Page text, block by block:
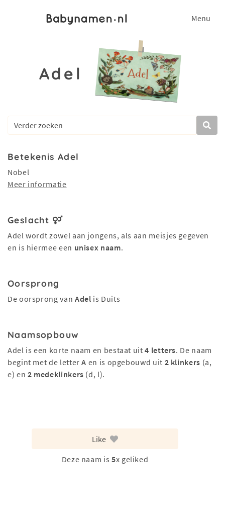
Menu
Adel
Betekenis Adel
Nobel
Meer informatie
Geslacht
Adel wordt zowel aan jongens, als aan meisjes gegeven
en is hiermee een unisex naam.
Oorsprong
De oorsprong van Adel is Duits
Naamsopbouw
Adel is een korte naam en bestaat uit4 letters. De naam
begint met de letterA en is opgebouwd uit 2 klinkers (a,
e) en 2 medeklinkers (d, l).
Like
Deze naam is 5x geliked